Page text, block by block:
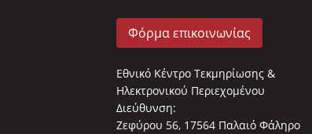
Φόρμα επικοινωνίας
Εθνικό Κέντρο Τεκμηρίωσης &
Ηλεκτρονικού Περιεχομένου
Διεύθυνση:
Ζεφύρου 56, 17564 Παλαιό Φάληρο